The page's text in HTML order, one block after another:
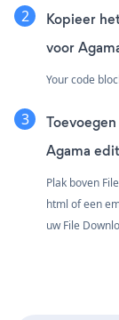
Kopieer
voor
Your code
Agama
Plak boven
html of een
uw File